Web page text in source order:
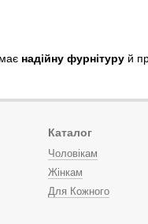
має надійну фурнітуру й
Каталог
Чоловікам
Жінкам
Для Кожного